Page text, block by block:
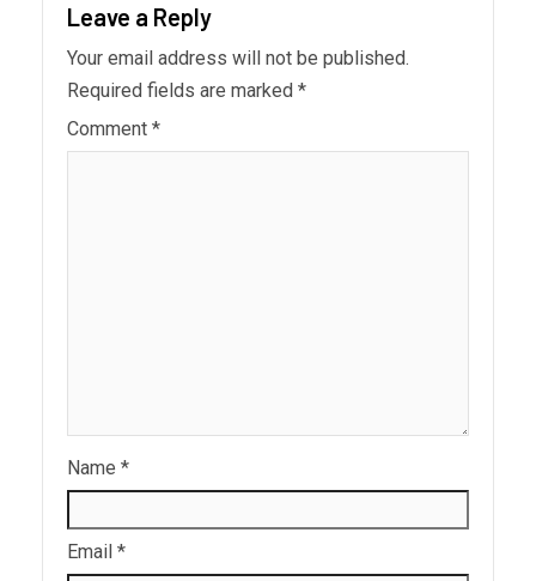
Leave a Reply
Your email address will not be published.
Required fields are marked *
Comment *
Name *
Email *